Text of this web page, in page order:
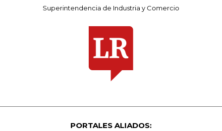
Superintendencia de Industria y Comercio
PORTALES ALIADOS: